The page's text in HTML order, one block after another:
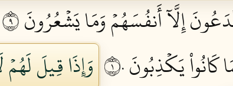
إِلَّآ أَنفُسَهُمۡ وَمَا يَشۡعُرُونَ ٩
يَكۡذِبُونَ ١٠
وَإِذَا قِيلَ